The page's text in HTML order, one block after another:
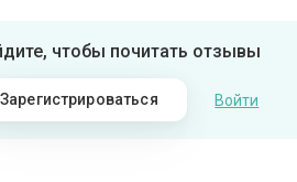
чтобы почитать отзывы
Зарегистрироваться Войти